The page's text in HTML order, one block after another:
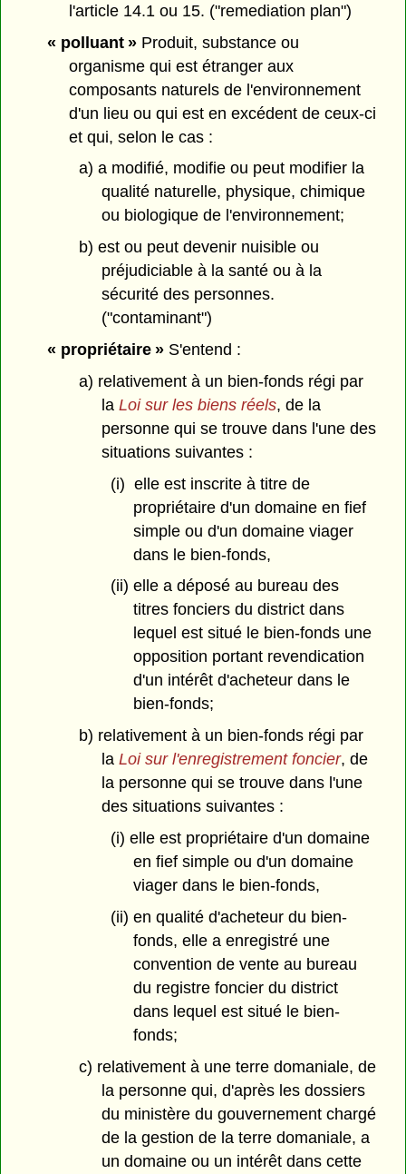
l'article 14.1 ou 15. ("remediation plan")
« polluant »Produit, substance ou
organisme qui est étranger aux
composants naturels de l'environnement
d'un lieu ou qui est en excédent de ceux-ci
et qui, selon le cas :
a) a modifié, modifie ou peut modifier la
qualité naturelle, physique, chimique
ou biologique de l'environnement;
b) est ou peut devenir nuisible ou
préjudiciable à la santé ou à la
sécurité des personnes.
("contaminant")
« propriétaire » S'entend :
a) relativement à un bien-fonds régi par
laLoi sur les biens réels, de la
personne qui se trouve dans l'une des
situations suivantes :
(i) elle est inscrite à titre de
propriétaire d'un domaine en fief
simple ou d'un domaine viager
dans le bien-fonds,
(ii) elle a déposé au bureau des
titres fonciers du district dans
lequel est situé le bien-fonds une
opposition portant revendication
d'un intérêt d'acheteur dans le
bien-fonds;
b) relativement à un bien-fonds régi par
la Loi sur l'enregistrement foncier, de
la personne qui se trouve dans l'une
des situations suivantes :
(i) elle est propriétaire d'un domaine
en fief simple ou d'un domaine
viager dans le bien-fonds,
(ii) en qualité d'acheteur du bien-
fonds, elle a enregistré une
convention de vente au bureau
du registre foncier du district
dans lequel est situé le bien-
fonds;
c) relativement à une terre domaniale, de
la personne qui, d'après les dossiers
du ministère du gouvernement chargé
de la gestion de la terre domaniale, a
un domaine ou un intérêt dans cette